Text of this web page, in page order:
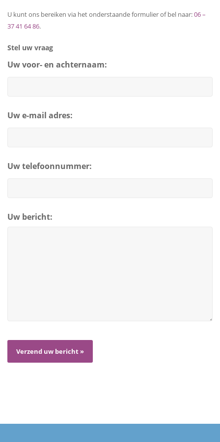
U kunt ons bereiken via het onderstaande formulier of bel naar:06 –
37 41 64 86.
Stel uw vraag
Uw voor- en achternaam:
Uw e-mail adres:
Uw telefoonnummer:
Uw bericht: